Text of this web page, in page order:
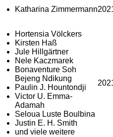
Katharina Zimmermann
Hortensia Völckers
Kirsten Haß
Jule Hillgärtner
Nele Kaczmarek
Bonaventure Soh
Bejeng Ndikung
Paulin J. Hountondji
Victor U. Emma-
Adamah
Seloua Luste Boulbina
Justin E. H. Smith
und viele weitere